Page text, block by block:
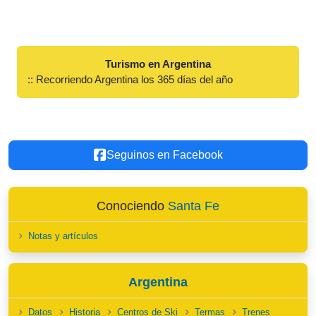
Turismo en Argentina
:: Recorriendo Argentina los 365 días del año
Seguinos en Facebook
Conociendo Santa Fe
Notas y artículos
Argentina
Datos Historia Centros de Ski Termas Trenes